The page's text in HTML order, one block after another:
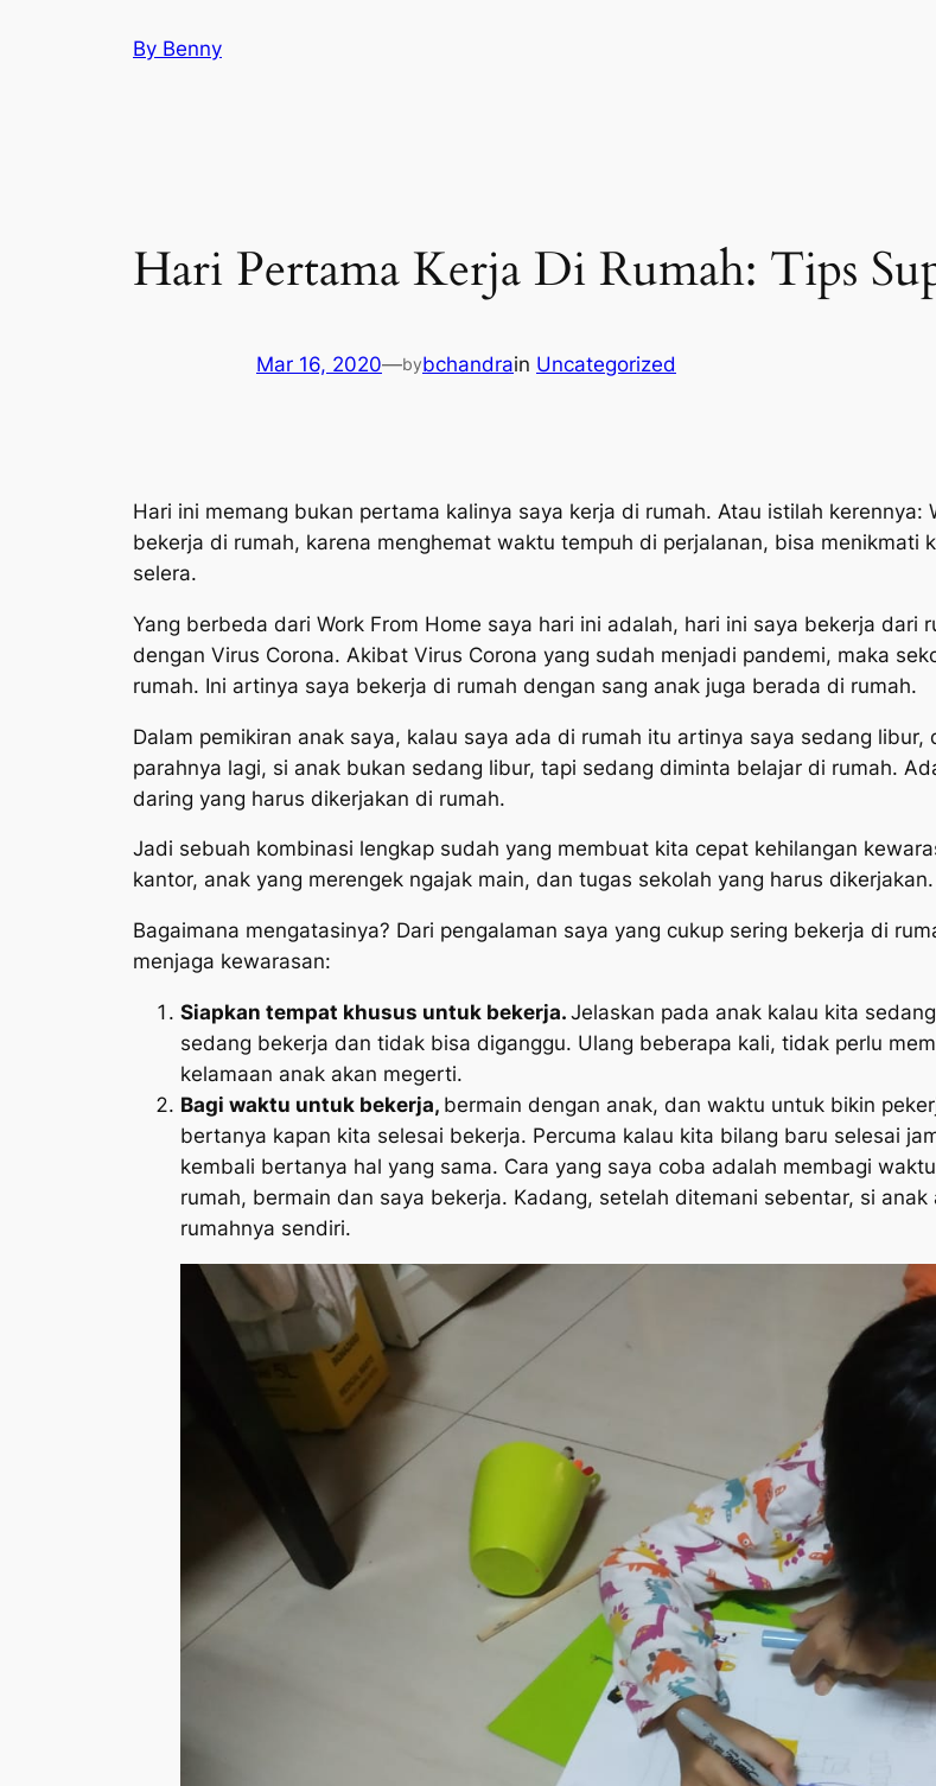
By Benny
Hari Pertama Kerja Di Rumah: Tips
Mar 16, 2020—bybchandrain Uncategorized
Hari ini memang bukan pertama kalinya saya kerja di rumah. Atau istilah kerennya:
bekerja di rumah, karena menghemat waktu tempuh di perjalanan, bisa menikmati
selera.
Yang berbeda dari Work From Home saya hari ini adalah, hari ini saya bekerja dari
dengan Virus Corona. Akibat Virus Corona yang sudah menjadi pandemi, maka
rumah. Ini artinya saya bekerja di rumah dengan sang anak juga berada di rumah.
Dalam pemikiran anak saya, kalau saya ada di rumah itu artinya saya sedang
parahnya lagi, si anak bukan sedang libur, tapi sedang diminta belajar di rumah.
daring yang harus dikerjakan di rumah.
Jadi sebuah kombinasi lengkap sudah yang membuat kita cepat kehilangan
kantor, anak yang merengek ngajak main, dan tugas sekolah yang harus
Bagaimana mengatasinya? Dari pengalaman saya yang cukup sering bekerja di
menjaga kewarasan:
Siapkan tempat khusus untuk bekerja. Jelaskan pada anak kalau kita
sedang bekerja dan tidak bisa diganggu. Ulang beberapa kali, tidak perlu
kelamaan anak akan megerti.
Bagi waktu untuk bekerja, bermain dengan anak, dan waktu untuk bikin
bertanya kapan kita selesai bekerja. Percuma kalau kita bilang baru selesai
kembali bertanya hal yang sama. Cara yang saya coba adalah membagi
rumah, bermain dan saya bekerja. Kadang, setelah ditemani sebentar, si
rumahnya sendiri.